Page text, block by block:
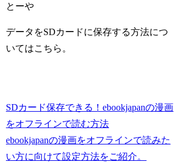
とーや
データをSDカードに保存する方法につ
いてはこちら。
SDカード保存できる！ebookjapanの漫画
をオフラインで読む方法
ebookjapanの漫画をオフラインで読みた
い方に向けて設定方法をご紹介。